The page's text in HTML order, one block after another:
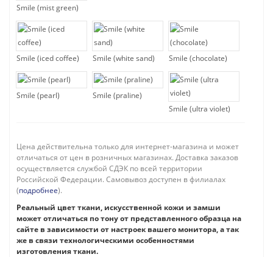
Smile (mist green)
Smile (iced coffee) Smile (white sand) Smile (chocolate)
Smile (pearl)
Smile (praline)
Smile (ultra violet)
Цена действительна только для интернет-магазина и может
отличаться от цен в розничных магазинах. Доставка заказов
осуществляется службой СДЭК по всей территории
Российской Федерации. Самовывоз доступен в филиалах
(подробнее).
Реальный цвет ткани, искусственной кожи и замши
может отличаться по тону от представленного образца на
сайте в зависимости от настроек вашего монитора, а так
же в связи технологическими особенностями
изготовления ткани.